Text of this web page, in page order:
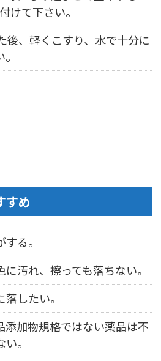
けて下さい。
後、軽くこすり、水で十分に
すめ
る。
汚れ、擦っても落ちない。
したい。
添加物規格ではない薬品は不
。